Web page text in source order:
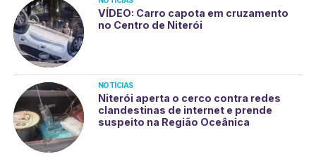
VÍDEO: Carro capota em cruzamento
no Centro de Niterói
NOTÍCIAS
Niterói aperta o cerco contra redes
clandestinas de internet e prende
suspeito na Região Oceânica